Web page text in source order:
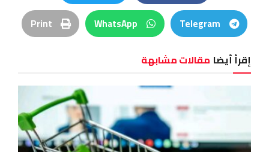
Telegram
WhatsApp
Print
إقرأ أيضا مقالات مشابهة